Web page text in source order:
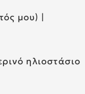
μου) |
ηλιοστάσιο